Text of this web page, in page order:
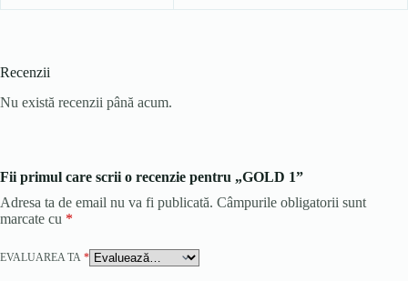
Recenzii
Nu există recenzii până acum.
Fii primul care scrii o recenzie pentru „GOLD 1”
Adresa ta de email nu va fi publicată. Câmpurile obligatorii sunt
marcate cu *
EVALUAREA TA *